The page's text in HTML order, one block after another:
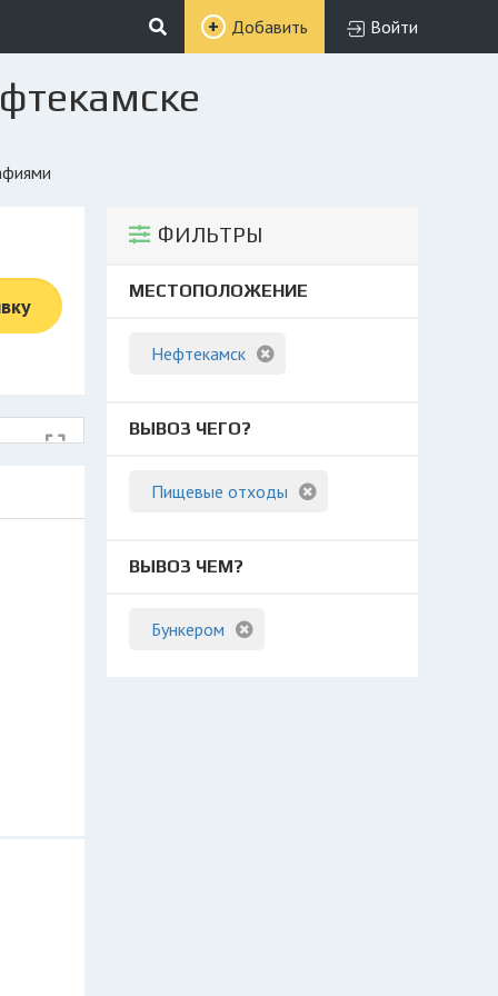
Добавить Войти
ФИЛЬТРЫ
МЕСТОПОЛОЖЕНИЕ
Нефтекамск
ВЫВОЗ ЧЕГО?
Пищевые отходы
ВЫВОЗ ЧЕМ?
Бункером